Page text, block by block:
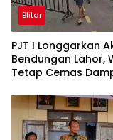
Blitar
PJT I Longgarkan
Bendungan Lahor,
Tetap Cemas
Penutupan Total